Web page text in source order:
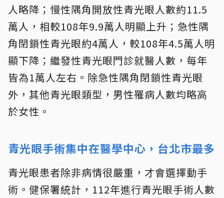
人略降；慢性隅角開放性青光眼人數約11.5
萬人，相較108年9.9萬人明顯上升；急性隅
角閉鎖性青光眼約4萬人，較108年4.5萬人明
顯下降；繼發性青光眼門診就醫人數，每年
皆為1萬人左右。除急性隅角閉鎖性青光眼
外，其他青光眼類型，男性罹病人數均略高
於女性。
青光眼手術集中在醫學中心，台北市最多
青光眼患者除非病情很嚴重，才會選擇動手
術。健保署統計，112年進行青光眼手術人數